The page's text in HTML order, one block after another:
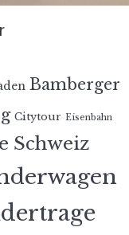
Bamberger
Citytour Eisenbahn
Schweiz